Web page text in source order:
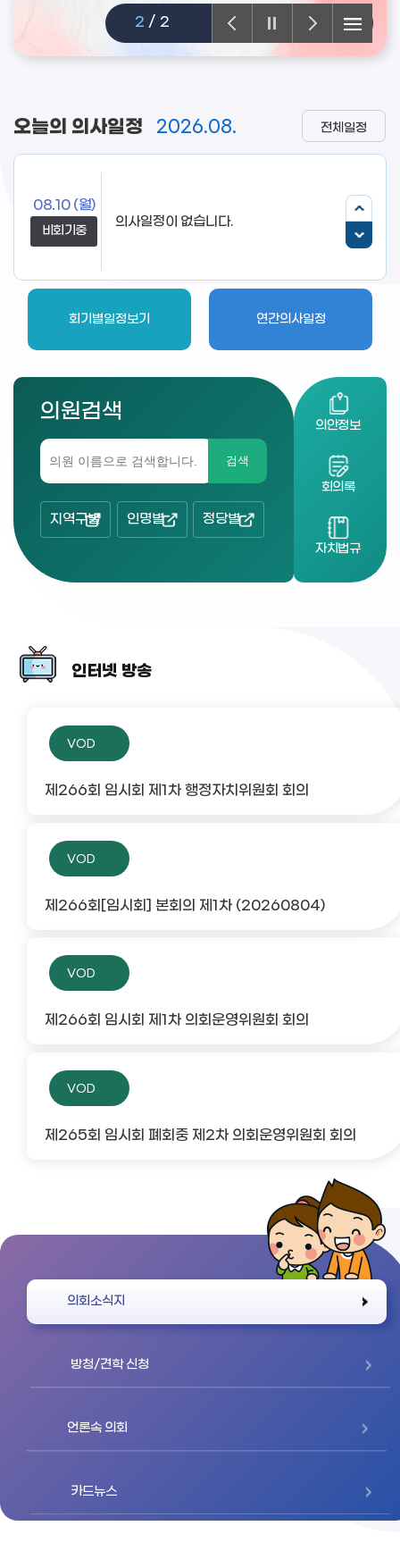
2 / 2
오늘의 의사일정 2026.08.
08.10 (월)
비회기중
의사일정이 없습니다.
회기별일정보기 연간의사일정
전체일정
의원검색
검색
지역구별 인명별 정당별
의안정보
회의록
자치법규
인터넷 방송
VOD
제266회 임시회 제1차 행정자치위원회 회의
VOD
제266회[임시회] 본회의 제1차 (20260804)
VOD
제266회 임시회 제1차 의회운영위원회 회의
VOD
제265회 임시회 폐회중 제2차 의회운영위원회 회의
의회소식지
방청/견학 신청
언론속 의회
카드뉴스